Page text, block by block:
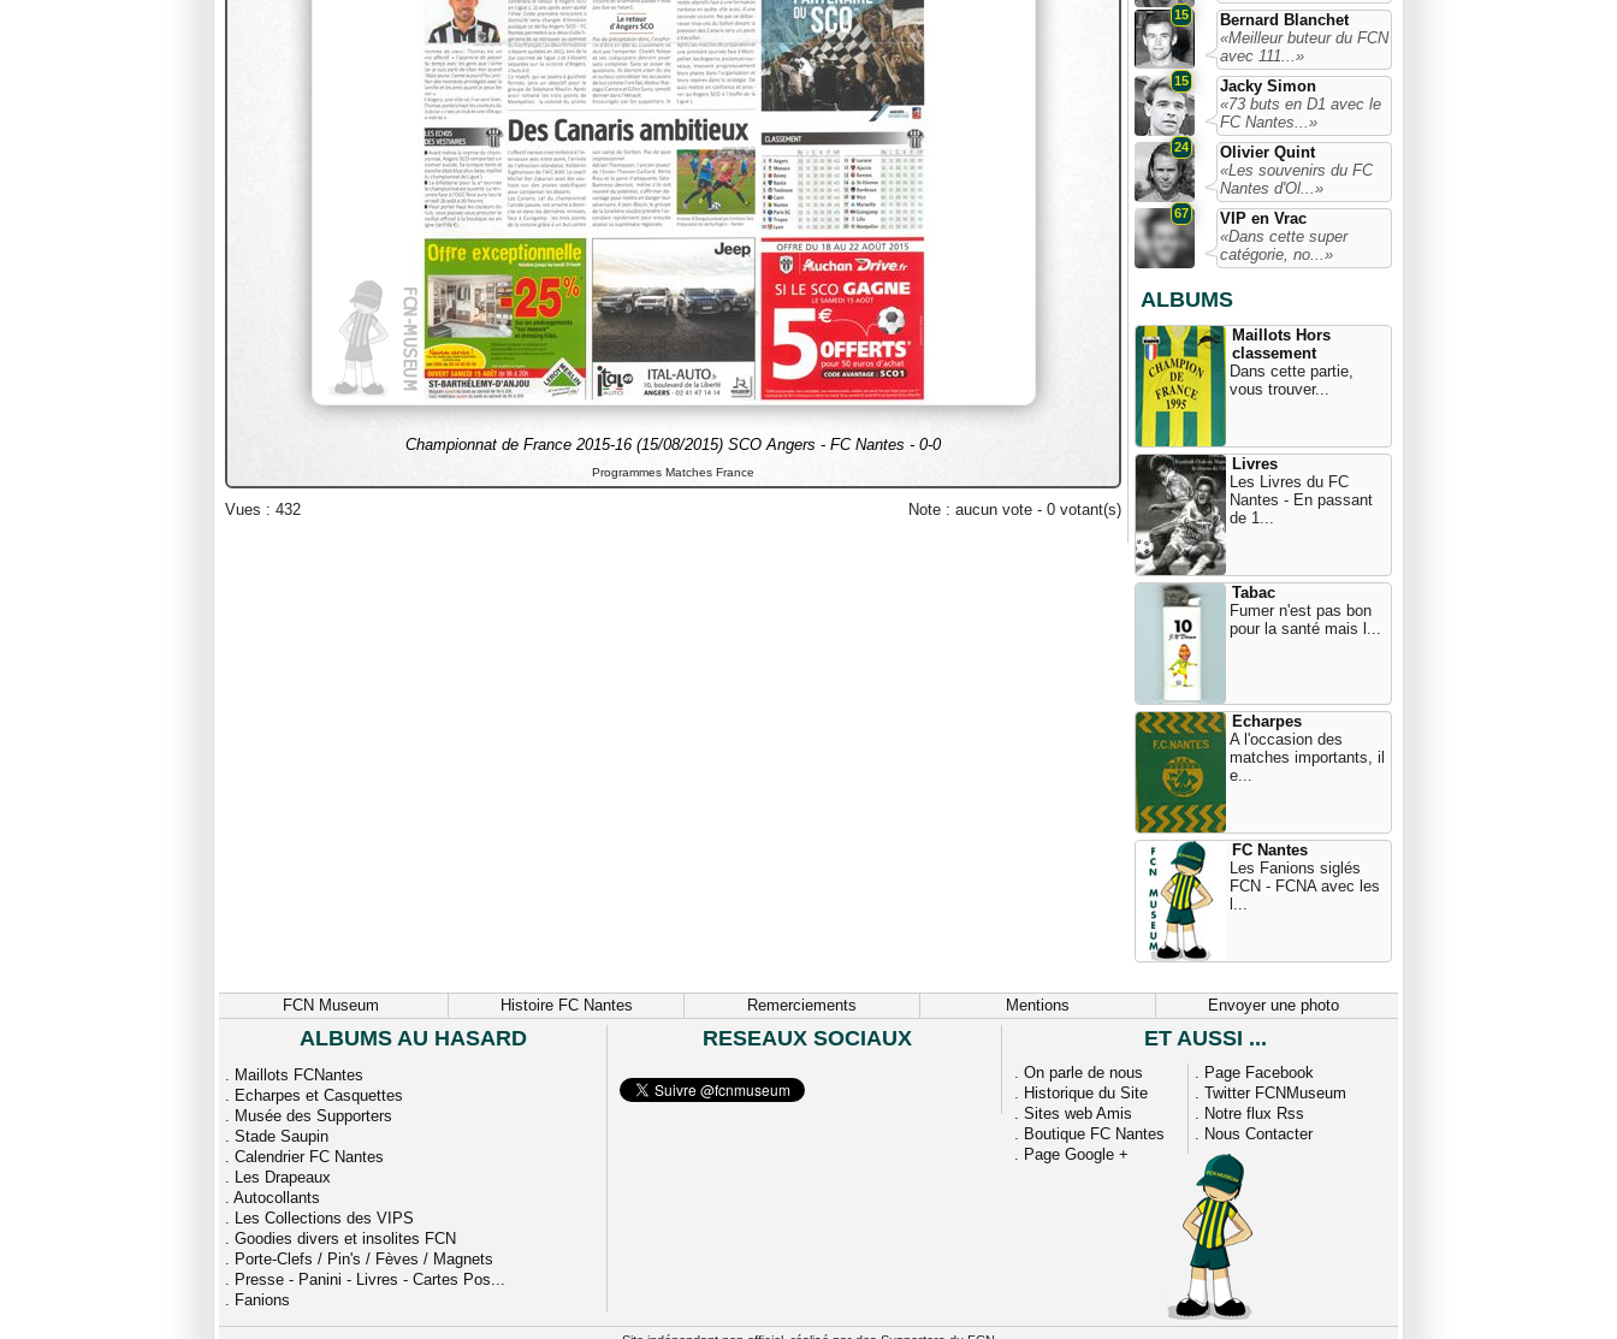
Championnat de France 2015-16 (15/08/2015) SCO Angers - FC Nantes - 0-0
Programmes Matches France
Vues : 432 Note : aucun vote - 0 votant(s)
15
Bernard Blanchet
«Meilleur buteur du FCN
avec 111...»
15
Jacky Simon
«73 buts en D1 avec le
FC Nantes...»
24
Olivier Quint
«Les souvenirs du FC
Nantes d'Ol...»
67
VIP en Vrac
«Dans cette super
catégorie, no...»
ALBUMS
Maillots Hors
classement
Dans cette partie,
vous trouver...
Livres
Les Livres du FC
Nantes - En passant
de 1...
Tabac
Fumer n'est pas bon
pour la santé mais l...
Echarpes
A l'occasion des
matches importants, il
e...
FC Nantes
Les Fanions siglés
FCN - FCNA avec les
l...
FCN Museum Histoire FC Nantes Remerciements Mentions Envoyer une photo
ALBUMS AU HASARD
. Maillots FCNantes
. Echarpes et Casquettes
. Musée des Supporters
. Stade Saupin
. Calendrier FC Nantes
. Les Drapeaux
. Autocollants
. Les Collections des VIPS
. Goodies divers et insolites FCN
. Porte-Clefs / Pin's / Fèves / Magnets
. Presse - Panini - Livres - Cartes Pos...
. Fanions
RESEAUX SOCIAUX ET AUSSI ...
. On parle de nous
. Historique du Site
. Sites web Amis
. Boutique FC Nantes
. Page Google +
. Page Facebook
. Twitter FCNMuseum
. Notre flux Rss
. Nous Contacter